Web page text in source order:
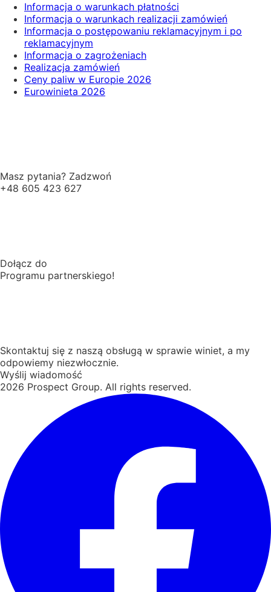
Informacja o warunkach płatności
Informacja o warunkach realizacji zamówień
Informacja o postępowaniu reklamacyjnym i po
reklamacyjnym
Informacja o zagrożeniach
Realizacja zamówień
Ceny paliw w Europie 2026
Eurowinieta 2026
Masz pytania? Zadzwoń
+48 605 423 627
Dołącz do
Programu partnerskiego!
Skontaktuj się z naszą obsługą w sprawie winiet, a my
odpowiemy niezwłocznie.
Wyślij wiadomość
2026 Prospect Group. All rights reserved.